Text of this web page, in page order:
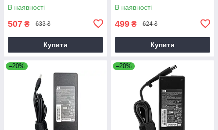
В наявності
507 ₴ 633 ₴
Купити
В наявності
499 ₴ 624 ₴
Купити
–20% –20%